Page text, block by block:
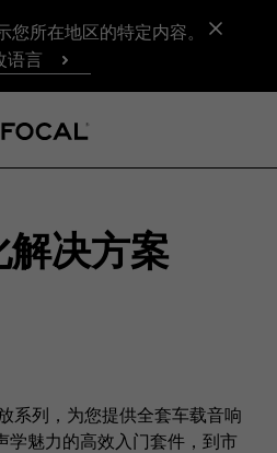
所在地区的特定内容。
语言
解决方案
系列，为您提供全套车载音响
魅力的高效入门套件，到市